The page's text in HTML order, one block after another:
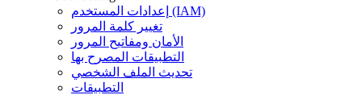
إعدادات المستخدم (IAM)
تغيير كلمة المرور
الأمان ومفاتيح المرور
التطبيقات المصرح بها
تحديث الملف الشخصي
التطبيقات